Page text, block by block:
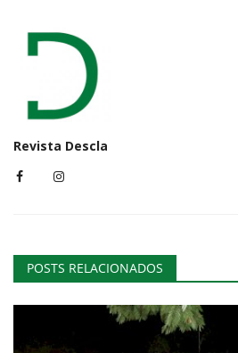
Revista Descla
POSTS RELACIONADOS